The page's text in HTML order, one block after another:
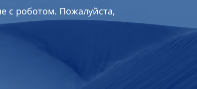
с роботом. Пожалуйста,